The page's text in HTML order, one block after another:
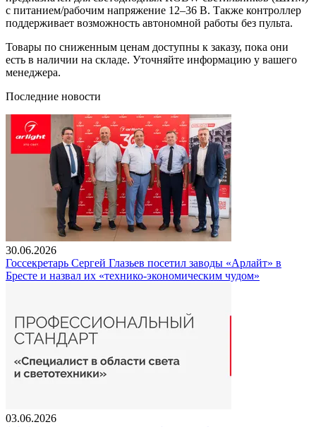
с питанием/рабочим напряжение 12–36 В. Также контроллер
поддерживает возможность автономной работы без пульта.
Товары по сниженным ценам доступны к заказу, пока они
есть в наличии на складе. Уточняйте информацию у вашего
менеджера.
Последние новости
30.06.2026
Госсекретарь Сергей Глазьев посетил заводы «Арлайт» в
Бресте и назвал их «технико-экономическим чудом»
03.06.2026